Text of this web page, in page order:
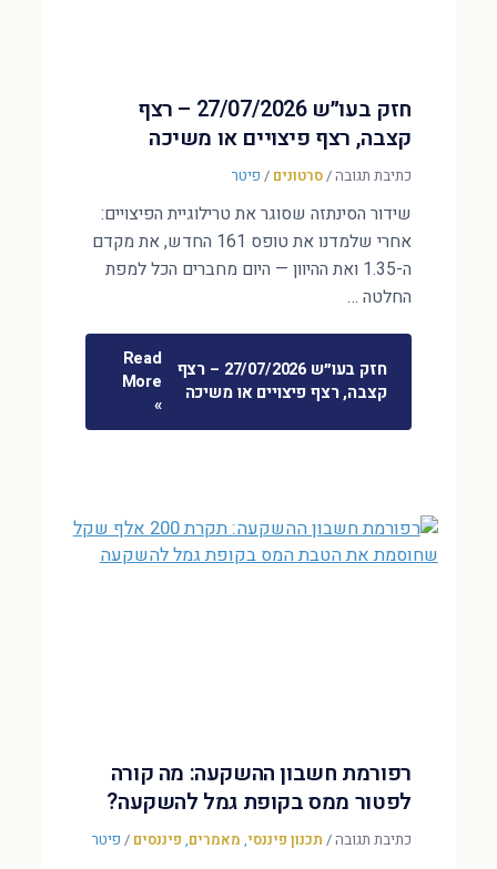
חזק בעו״ש 27/07/2026 – רצף
קצבה, רצף פיצויים או משיכה
כתיבת תגובה/סרטונים / פיטר
שידור הסינתזה שסוגר את טרילוגיית הפיצויים:
אחרי שלמדנו את טופס 161 החדש, את מקדם
ה-1.35 ואת ההיוון — היום מחברים הכל למפת
החלטה …
חזק בעו״ש 27/07/2026 – רצף
קצבה, רצף פיצויים או משיכה
Read
More
»
רפורמת חשבון ההשקעה: מה קורה
לפטור ממס בקופת גמל להשקעה?
כתיבת תגובה/ תכנון פיננסי, מאמרים, פיננסים / פיטר